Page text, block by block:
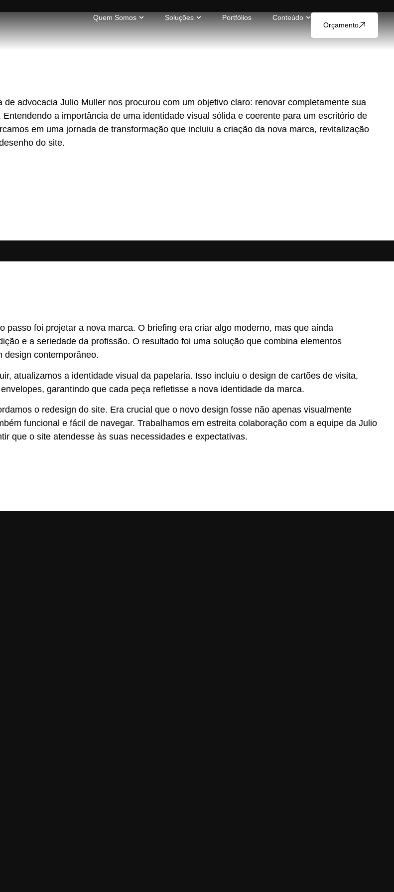
Quem Somos Soluções Portfólios
Conteúdo
Orçamento
de advocacia Julio Muller nos procurou com um objetivo claro: renovar completamente sua
Entendendo a importância de uma identidade visual sólida e coerente para um escritório de
em uma jornada de transformação que incluiu a criação da nova marca, revitalização
do site.
passo foi projetar a nova marca. O briefing era criar algo moderno, mas que ainda
e a seriedade da profissão. O resultado foi uma solução que combina elementos
design contemporâneo.
atualizamos a identidade visual da papelaria. Isso incluiu o design de cartões de visita,
garantindo que cada peça refletisse a nova identidade da marca.
o redesign do site. Era crucial que o novo design fosse não apenas visualmente
funcional e fácil de navegar. Trabalhamos em estreita colaboração com a equipe da Julio
que o site atendesse às suas necessidades e expectativas.